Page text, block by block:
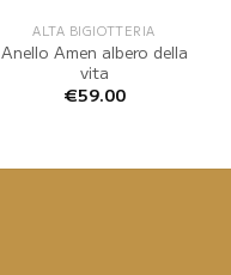
ALTA BIGIOTTERIA
Anello Amen albero della
vita
€59.00